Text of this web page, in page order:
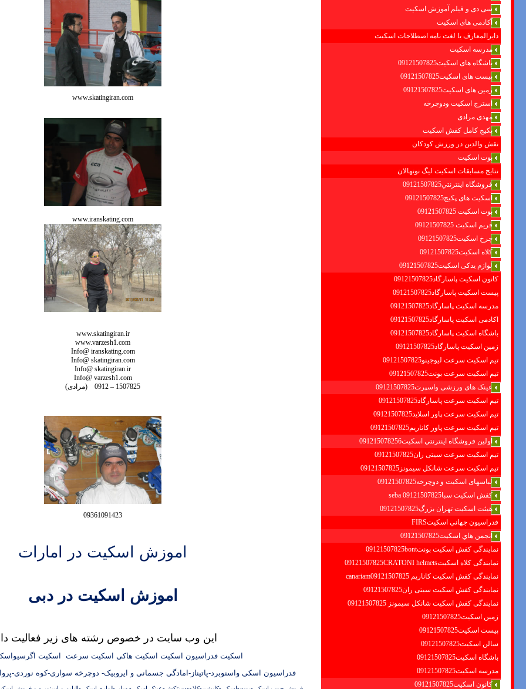
سی دی و فیلم آموزش اسکیت
آکادمی های اسکیت
دایرالمعارف یا لغت نامه اصطلاحات اسکیت
مدرسه اسکیت
باشگاه های اسکیت09121507825
پیست های اسکیت09121507825
زمین های اسکیت09121507825
استرج اسکیت ودوچرخه
مهدی مرادی
پکیج کامل کفش اسکیت
نقش والدین در ورزش کودکان
بوت اسکیت
نتایج مسابقات اسکیت لیگ نونهالان
فروشگاه اينترنتي09121507825
اسکیت های پکیج09121507825
بوت اسکیت 09121507825
فریم اسکیت 09121507825
چرخ اسکیت09121507825
کلاه اسکیت09121507825
لوازم یدکی اسکیت09121507825
کانون اسکیت پاسارگاد09121507825
پیست اسکیت پاسارگاد09121507825
مدرسه اسکیت پاسارگاد09121507825
اکادمی اسکیت پاسارگاد09121507825
باشگاه اسکیت پاسارگاد09121507825
زمین اسکیت پاسارگاد09121507825
تیم اسکیت سرعت لیوجینو09121507825
تیم اسکیت سرعت بونت09121507825
عینک های ورزشی واسپرت09121507825
تیم اسکیت سرعت پاسارگاد09121507825
تیم اسکیت سرعت پاور اسلاید09121507825
تیم اسکیت سرعت پاور کاناریم09121507825
اولين فروشگاه اينترنتي اسكيت091215078256
تیم اسکیت سرعت سیتی ران09121507825
تیم اسکیت سرعت شانکل سیمونز09121507825
لباسهای اسکیت و دوچرخه09121507825
کفش اسکیت سبا09121507825 seba
هیئت اسکیت تهران بزرگ09121507825
فدراسيون جهاني اسكيتFIRS
انجمن هاي اسكيت09121507825
نمایندگی کفش اسکیت بونت09121507825bont
نمایندگی کلاه اسکیت09121507825CRATONI helmets
نمایندگی کفش اسکیت كاناريم canariam09121507825
نمایندگی کفش اسکیت سیتی ران09121507825
نمایندگی کفش اسکیت شانكل سيمونز 09121507825
زمین اسکیت09121507825
پیست اسکیت09121507825
سالن اسکیت09121507825
باشگاه اسکیت09121507825
مدرسه اسکیت09121507825
کانون اسکیت09121507825
www.skatingiran.com
www.iranskating.com
www.skatingiran.ir
www.varzesh1.com
Info@ iranskating.com
Info@ skatingiran.com
Info@ skatingiran.ir
Info@ varzesh1.com
1507825 – 0912
(مرادی)
09361091423
اموزش اسکیت در امارات
اموزش اسکیت در دبی
این وب سایت در خصوص رشته های زیر فعالیت
اسکیت فدراسیون اسکیت اسکیت هاکی اسکیت سرعت اسکیت
فدراسیون اسکی واسنوبرد-پاتیناز-امادگی جسمانی و ایروبیک- دوچرخه سواری-کوه نوردی-